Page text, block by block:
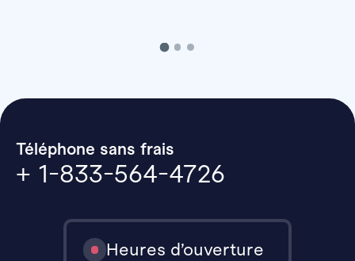
Téléphone sans frais
+ 1-833-564-4726
Heures d’ouverture